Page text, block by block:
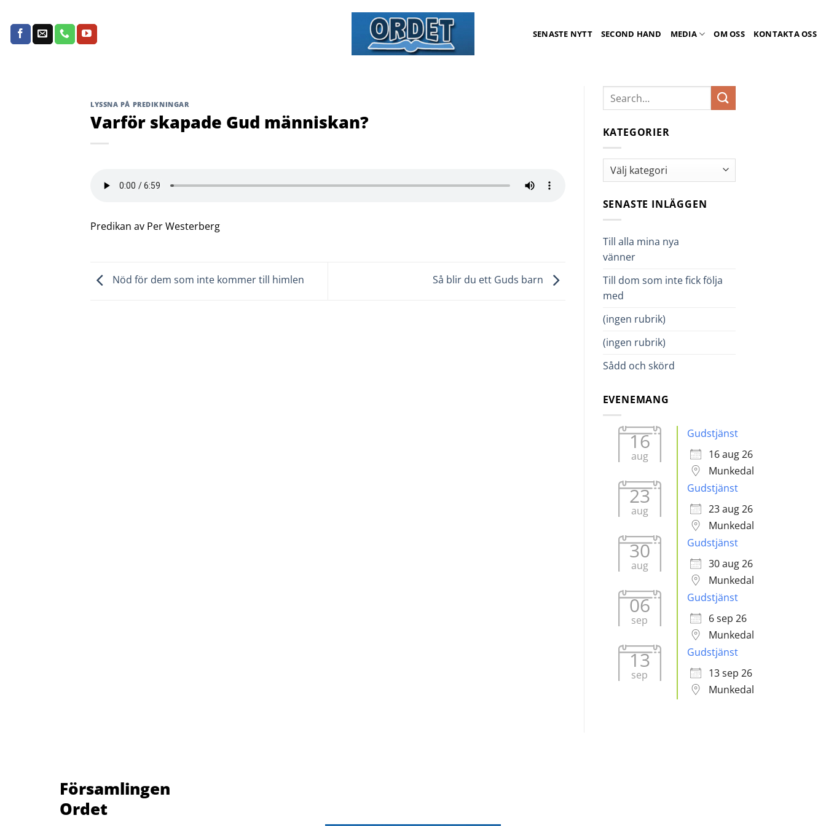
content
SENASTE NYTT SECOND HAND MEDIA OM OSS KONTAKTA OSS
LYSSNA PÅ PREDIKNINGAR
Varför skapade Gud människan?
Predikan av Per Westerberg
Nöd för dem som inte kommer till himlen Så blir du ett Guds barn
KATEGORIER
Kategorier
SENASTE INLÄGGEN
Till alla mina nya
vänner
Till dom som inte fick följa
med
(ingen rubrik)
(ingen rubrik)
Sådd och skörd
EVENEMANG
16
aug
Gudstjänst
16 aug 26
Munkedal
23
aug
Gudstjänst
23 aug 26
Munkedal
30
aug
Gudstjänst
30 aug 26
Munkedal
06
sep
Gudstjänst
6 sep 26
Munkedal
13
sep
Gudstjänst
13 sep 26
Munkedal
Församlingen
Ordet